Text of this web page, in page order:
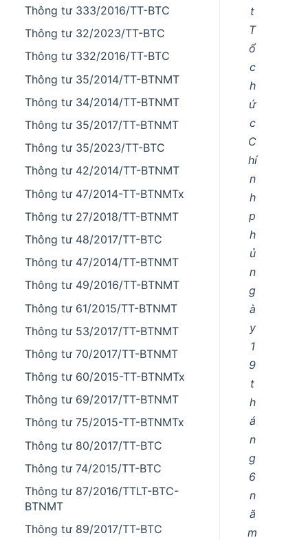
Thông tư 333/2016/TT-BTC
Thông tư 32/2023/TT-BTC
Thông tư 332/2016/TT-BTC
Thông tư 35/2014/TT-BTNMT
Thông tư 34/2014/TT-BTNMT
Thông tư 35/2017/TT-BTNMT
Thông tư 35/2023/TT-BTC
Thông tư 42/2014/TT-BTNMT
Thông tư 47/2014-TT-BTNMTx
Thông tư 27/2018/TT-BTNMT
Thông tư 48/2017/TT-BTC
Thông tư 47/2014/TT-BTNMT
Thông tư 49/2016/TT-BTNMT
Thông tư 61/2015/TT-BTNMT
Thông tư 53/2017/TT-BTNMT
Thông tư 70/2017/TT-BTNMT
Thông tư 60/2015-TT-BTNMTx
Thông tư 69/2017/TT-BTNMT
Thông tư 75/2015-TT-BTNMTx
Thông tư 80/2017/TT-BTC
Thông tư 74/2015/TT-BTC
Thông tư 87/2016/TTLT-BTC-
BTNMT
Thông tư 89/2017/TT-BTC
t
T
ổ
c
h
ứ
c
C
hí
n
h
p
h
ủ
n
g
à
y
1
9
t
h
á
n
g
6
n
ă
m